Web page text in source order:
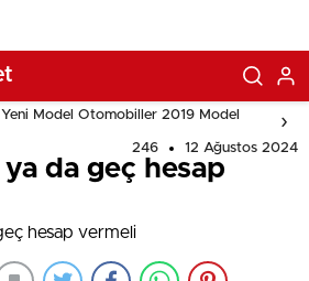
Model Otomobiller 2019 Model
246 12 Ağustos 2024
da geç hesap